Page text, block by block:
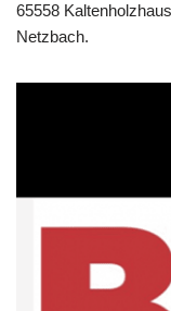
65558
Netzbach.